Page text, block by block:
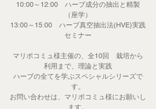
10:00～12:00 ハーブ成分の抽出と精製
（座学）
13:00～15:00 ハーブ真空抽出法(HVE)実践
セミナー
マリポコミュ様主催の、全10回 栽培から
利用まで、理論と実践
ハーブの全てを学ぶスペシャルシリーズで
す。
お問い合わせは、マリポコミュ様にお願いし
ます。